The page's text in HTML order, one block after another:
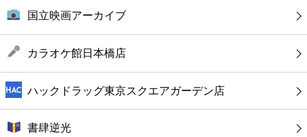
国立映画アーカイブ
カラオケ館日本橋店
ハックドラッグ東京スクエアガーデン店
書肆逆光